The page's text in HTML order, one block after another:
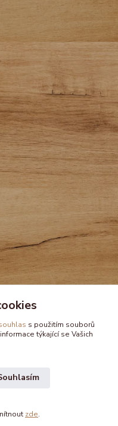
s použitím souborů
týkající se Vašich
zde.